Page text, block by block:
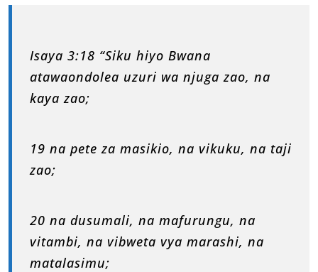
Isaya 3:18 “Siku hiyo Bwana
atawaondolea uzuri wa njuga zao, na
kaya zao;
19 na pete za masikio, na vikuku, na taji
zao;
20 na dusumali, na mafurungu, na
vitambi, na vibweta vya marashi, na
matalasimu;